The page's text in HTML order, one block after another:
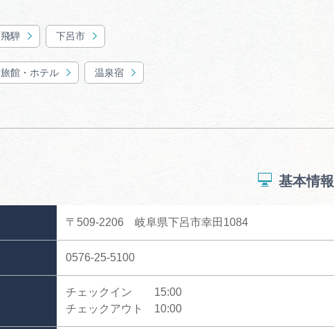
飛騨 下呂市
旅館・ホテル 温泉宿
基本情報
〒509-2206 岐阜県下呂市幸田1084
0576-25-5100
チェックイン 15:00
チェックアウト 10:00